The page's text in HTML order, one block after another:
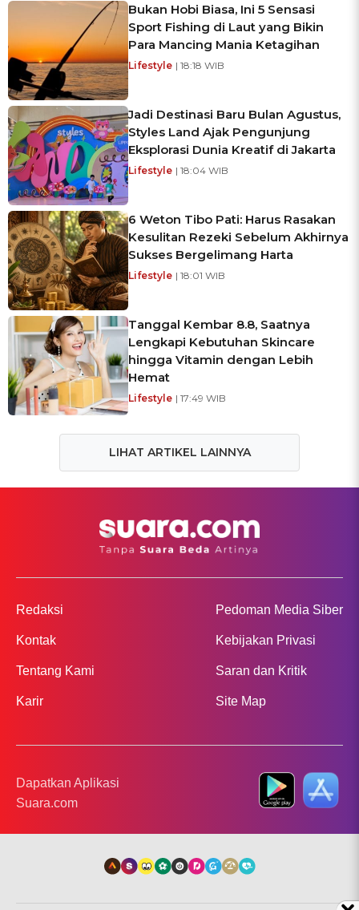
Bukan Hobi Biasa, Ini 5 Sensasi
Sport Fishing di Laut yang Bikin
Para Mancing Mania Ketagihan
Lifestyle | 18:18 WIB
Jadi Destinasi Baru Bulan Agustus,
Styles Land Ajak Pengunjung
Eksplorasi Dunia Kreatif di Jakarta
Lifestyle | 18:04 WIB
6 Weton Tibo Pati: Harus Rasakan
Kesulitan Rezeki Sebelum Akhirnya
Sukses Bergelimang Harta
Lifestyle | 18:01 WIB
Tanggal Kembar 8.8, Saatnya
Lengkapi Kebutuhan Skincare
hingga Vitamin dengan Lebih
Hemat
Lifestyle | 17:49 WIB
LIHAT ARTIKEL LAINNYA
Redaksi
Kontak
Tentang Kami
Karir
Pedoman Media Siber
Kebijakan Privasi
Saran dan Kritik
Site Map
Dapatkan Aplikasi
Suara.com